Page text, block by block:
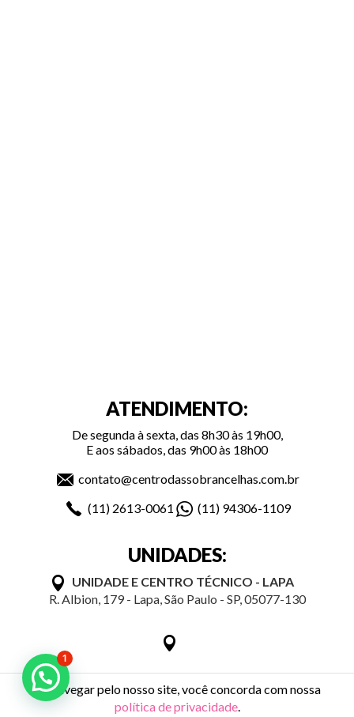
1
ATENDIMENTO:
De segunda à sexta, das 8h30 às 19h00,
E aos sábados, das 9h00 às 18h00
contato@centrodassobrancelhas.com.br
(11) 2613-0061 (11) 94306-1109
UNIDADES:
UNIDADE E CENTRO TÉCNICO - LAPA
R. Albion, 179 - Lapa, São Paulo - SP, 05077-130
Ao navegar pelo nosso site, você concorda com nossa
política de privacidade.